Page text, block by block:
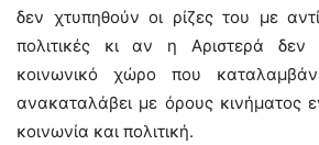
δεν χτυπηθούν οι ρίζες του με
πολιτικές κι αν η Αριστερά δεν
κοινωνικό χώρο που
ανακαταλάβει με όρους κινήματος
κοινωνία και πολιτική.